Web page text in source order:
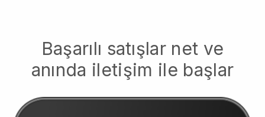
Başarılı satışlar net ve
anında iletişim ile başlar